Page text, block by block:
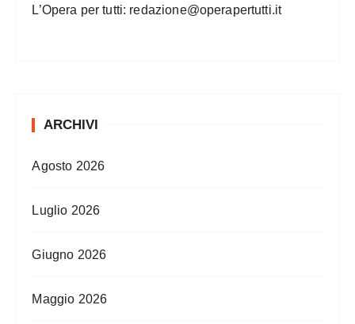
L’Opera per tutti: redazione@operapertutti.it
ARCHIVI
Agosto 2026
Luglio 2026
Giugno 2026
Maggio 2026